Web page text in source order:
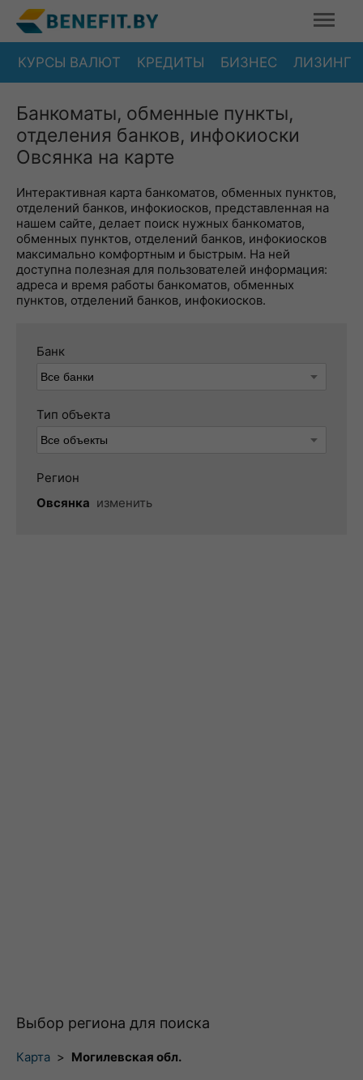
КУРСЫ ВАЛЮТ КРЕДИТЫ БИЗНЕС ЛИЗИНГ
Банкоматы, обменные пункты,
отделения банков, инфокиоски
Овсянка на карте
Интерактивная карта банкоматов, обменных пунктов,
отделений банков, инфокиосков, представленная на
нашем сайте, делает поиск нужных банкоматов,
обменных пунктов, отделений банков, инфокиосков
максимально комфортным и быстрым. На ней
доступна полезная для пользователей информация:
адреса и время работы банкоматов, обменных
пунктов, отделений банков, инфокиосков.
Банк
Тип объекта
Регион
Овсянка изменить
Выбор региона для поиска
Карта > Могилевская обл.